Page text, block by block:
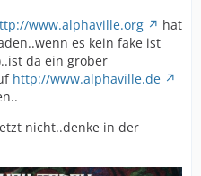
www.alphaville.org
hat
es kein fake ist
da ein grober
http://www.alphaville.de
nicht..denke in der